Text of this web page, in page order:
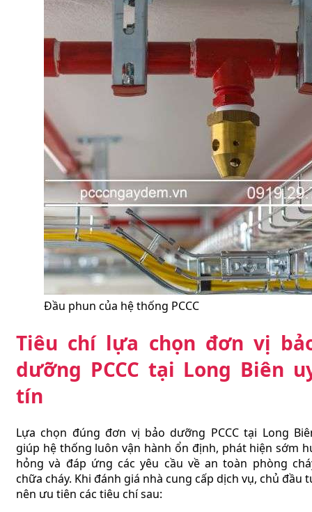
Đầu phun của hệ thống PCCC
Tiêu chí lựa chọn đơn vị
dưỡng PCCC tại Long Biên
tín
Lựa chọn đúng đơn vị bảo dưỡng PCCC tại Long
giúp hệ thống luôn vận hành ổn định, phát hiện sớm
hỏng và đáp ứng các yêu cầu về an toàn phòng
chữa cháy. Khi đánh giá nhà cung cấp dịch vụ, chủ đầu
nên ưu tiên các tiêu chí sau: